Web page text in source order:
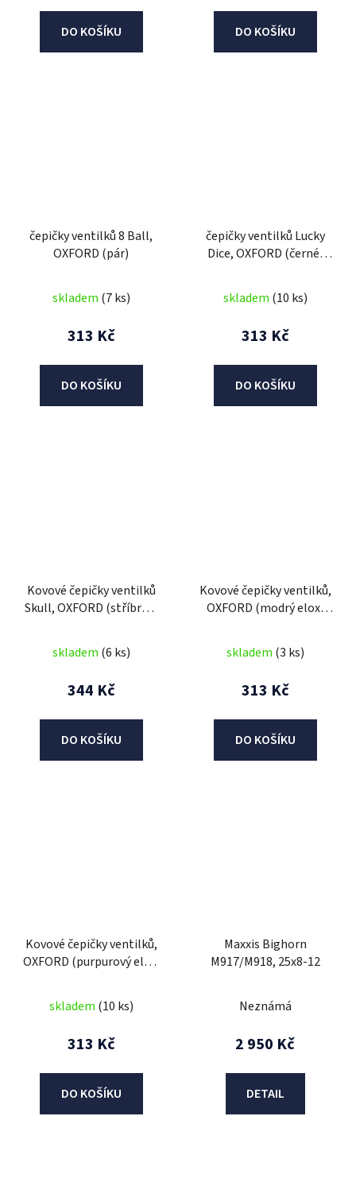
DO KOŠÍKU DO KOŠÍKU
čepičky ventilků 8 Ball,
OXFORD (pár)
skladem (7 ks)
313 Kč
DO KOŠÍKU
čepičky ventilků Lucky
Dice, OXFORD (černé,
skladem (10 ks)
313 Kč
DO KOŠÍKU
Kovové čepičky ventilků
Skull, OXFORD (stříbrná,
skladem (6 ks)
344 Kč
DO KOŠÍKU
Kovové čepičky ventilků,
OXFORD (modrý elox,
skladem (3 ks)
313 Kč
DO KOŠÍKU
Kovové čepičky ventilků,
OXFORD (purpurový elox,
skladem (10 ks)
313 Kč
DO KOŠÍKU
Maxxis Bighorn
M917/M918, 25x8-12
Neznámá
2 950 Kč
DETAIL